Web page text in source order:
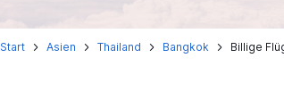
Start Asien Thailand Bangkok Billige